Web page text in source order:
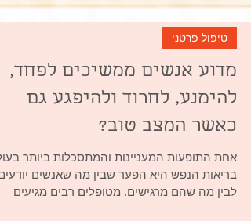
מדוע אנשים ממשיכים לפחד,
להימנע, לחרוד ולהיפגע גם
כאשר המצב טוב?